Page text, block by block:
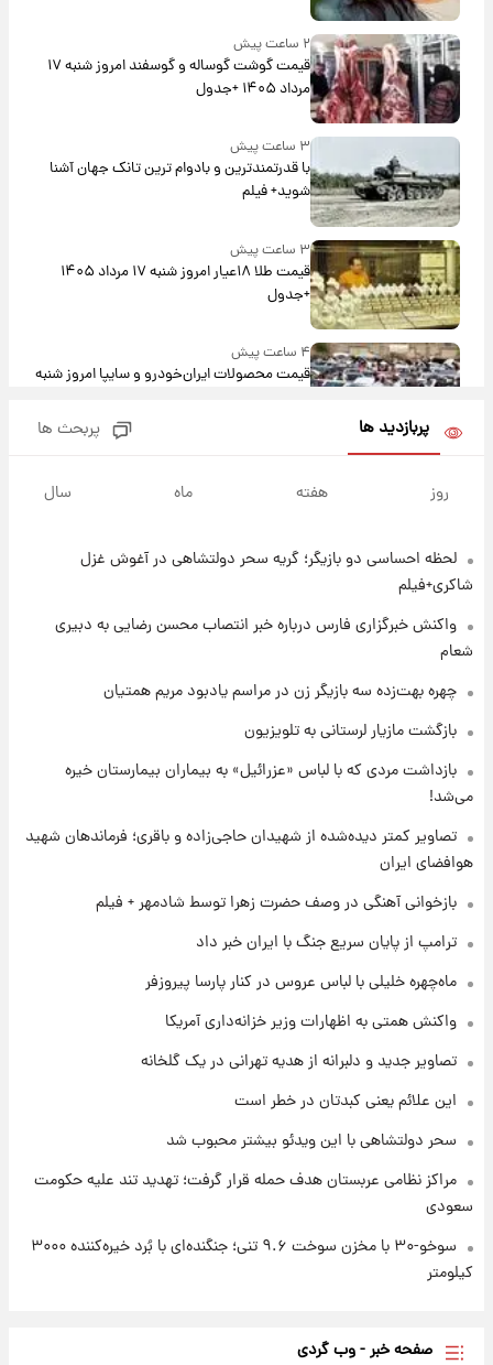
۲ ساعت پیش
قیمت گوشت گوساله و گوسفند امروز شنبه ۱۷
مرداد ۱۴۰۵ +جدول
۳ ساعت پیش
با قدرتمندترین و بادوام ترین تانک جهان آشنا
شوید+ فیلم
۳ ساعت پیش
قیمت طلا ۱۸عیار امروز شنبه ۱۷ مرداد ۱۴۰۵
+جدول
۴ ساعت پیش
قیمت محصولات ایران‌خودرو و سایپا امروز شنبه
شنبه ۱۷ مرداد ۱۴۰۵
۱۷ ساعت پیش
تصاویر کمتر دیده‌شده از شهیدان حاجی‌زاده و
باقری؛ فرماندهان شهید هوافضای ایران
۱ روز پیش
قیمت‌ها تغییر کرد
+جدول
پربازدید ها پربحث ها
روز هفته ماه سال
لحظه احساسی دو بازیگر؛ گریه سحر دولتشاهی در آغوش غزل
شاکری+فیلم
واکنش خبرگزاری فارس درباره خبر انتصاب محسن رضایی به دبیری
شعام
چهره بهت‌زده سه بازیگر زن در مراسم یادبود مریم همتیان
بازگشت مازیار لرستانی به تلویزیون
بازداشت مردی که با لباس «عزرائیل» به بیماران بیمارستان خیره
می‌شد!
تصاویر کمتر دیده‌شده از شهیدان حاجی‌زاده و باقری؛ فرماندهان شهید
هوافضای ایران
بازخوانی آهنگی در وصف حضرت زهرا توسط شادمهر + فیلم
ترامپ از پایان سریع جنگ با ایران خبر داد
ماه‌چهره خلیلی با لباس عروس در کنار پارسا پیروزفر
واکنش همتی به اظهارات وزیر خزانه‌داری آمریکا
تصاویر جدید و دلبرانه از هدیه تهرانی در یک گلخانه
این علائم یعنی کبدتان در خطر است
سحر دولتشاهی با این ویدئو بیشتر محبوب شد
مراکز نظامی عربستان هدف حمله قرار گرفت؛ تهدید تند علیه حکومت
سعودی
سوخو-۳۰ با مخزن سوخت ۹.۶ تنی؛ جنگنده‌ای با بُرد خیره‌کننده ۳۰۰۰
کیلومتر
صفحه خبر - وب گردی